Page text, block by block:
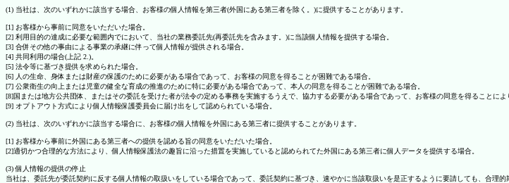
(1) 当社は、次のいずれかに該当する場合、お客様の個人情報を第三者(外国にある第三者を除く。)に提供することがあります。
[1] お客様から事前に同意をいただいた場合。
[2] 利用目的の達成に必要な範囲内でにおいて、当社の業務委託先(再委託先を含みます。)に当該個人情報を提供する場合。
[3] 合併その他の事由による事業の承継に伴って個人情報が提供される場合。
[4] 共同利用の場合(上記 2.)。
[5] 法令等に基づき提供を求められた場合。
[6] 人の生命、身体または財産の保護のために必要がある場合であって、お客様の同意を得ることが困難である場合。
[7] 公衆衛生の向上または児童の健全な育成の推進のために特に必要がある場合であって、本人の同意を得ることが困難である場合。
[8]国または地方公共団体、またはその委託を受けた者が法令の定める事務を実施するうえで、協力する必要がある場合であって、お客様の同意を得ることに
[9] オプトアウト方式により個人情報保護委員会に届け出をして認められている場合。
(2) 当社は、次のいずれかに該当する場合に、お客様の個人情報を外国にある第三者に提供することがあります。
[1] お客様から事前に外国にある第三者への提供を認める旨の同意をいただいた場合。
[2]適切かつ合理的な方法により、個人情報保護法の趣旨に沿った措置を実施していると認められてた外国にある第三者に個人データを提供する場合。
(3) 個人情報の提供の停止
当社は、委託先が委託契約に反する個人情報の取扱いをしている場合であって、委託契約に基づき、速やかに当該取扱いを是正するように要請しても、合